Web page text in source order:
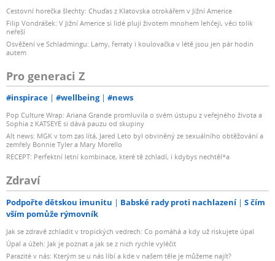
Cestovní horečka šlechty: Chuďas z Klatovska otrokářem v Jižní Americe
Filip Vondrášek: V Jižní Americe si lidé plují životem mnohem lehčeji, věci tolik
neřeší
Osvěžení ve Schladmingu: Lamy, ferraty i koulovačka v létě jsou jen pár hodin
autem
Pro generaci Z
#inspirace #wellbeing #news
Pop Culture Wrap: Ariana Grande promluvila o svém ústupu z veřejného života a
Sophia z KATSEYE si dává pauzu od skupiny
Alt news: MGK v tom zas lítá, Jared Leto byl obviněný ze sexuálního obtěžování a
zemřely Bonnie Tyler a Mary Morello
RECEPT: Perfektní letní kombinace, které tě zchladí, i kdybys nechtěl*a
Zdraví
Podpořte dětskou imunitu Babské rady proti nachlazení
S čím
vším pomůže rýmovník
Jak se zdravě zchladit v tropických vedrech: Co pomáhá a kdy už riskujete úpal
Úpal a úžeh: Jak je poznat a jak se z nich rychle vyléčit
Parazité v nás: Kterým se u nás líbí a kde v našem těle je můžeme najít?